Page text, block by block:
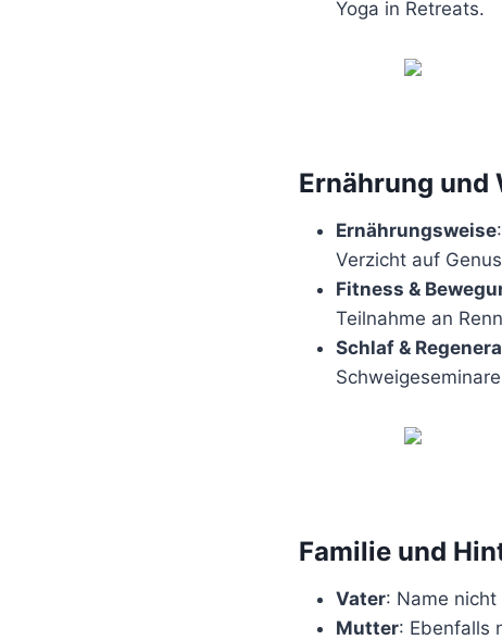
Yoga in Retreats.
Ernährung und
Ernährungsweise
Verzicht auf
Fitness &
Teilnahme an
Schlaf &
Familie und
Vater: Name
Mutter: Ebenfalls